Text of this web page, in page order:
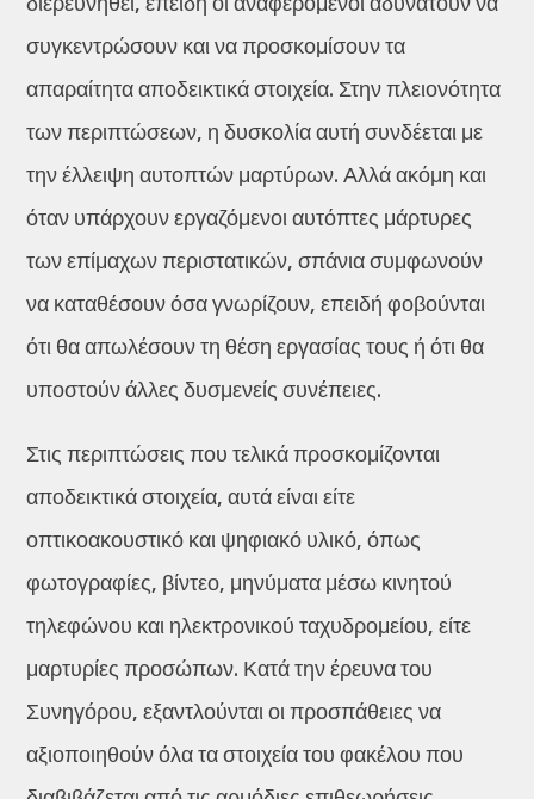
συγκεντρώσουν και να προσκομίσουν τα
απαραίτητα αποδεικτικά στοιχεία. Στην πλειονότητα
των περιπτώσεων, η δυσκολία αυτή συνδέεται με
την έλλειψη αυτοπτών μαρτύρων. Αλλά ακόμη και
όταν υπάρχουν εργαζόμενοι αυτόπτες μάρτυρες
των επίμαχων περιστατικών, σπάνια συμφωνούν
να καταθέσουν όσα γνωρίζουν, επειδή φοβούνται
ότι θα απωλέσουν τη θέση εργασίας τους ή ότι θα
υποστούν άλλες δυσμενείς συνέπειες.
Στις περιπτώσεις που τελικά προσκομίζονται
αποδεικτικά στοιχεία, αυτά είναι είτε
οπτικοακουστικό και ψηφιακό υλικό, όπως
φωτογραφίες, βίντεο, μηνύματα μέσω κινητού
τηλεφώνου και ηλεκτρονικού ταχυδρομείου, είτε
μαρτυρίες προσώπων. Κατά την έρευνα του
Συνηγόρου, εξαντλούνται οι προσπάθειες να
αξιοποιηθούν όλα τα στοιχεία του φακέλου που